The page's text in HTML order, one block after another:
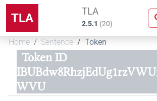
TLA TLA
2.5.1 (20)
Home Sentence Token
Token ID
WVU